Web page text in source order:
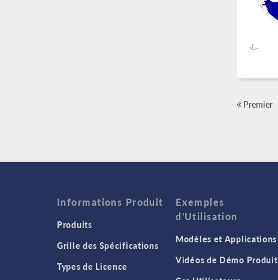
Premier
Informations Produit
Produits
Grille des Spécifications
Types de Licence
Exemples
d'Utilisation
Modèles et Applications
Vidéos de Démo Produit